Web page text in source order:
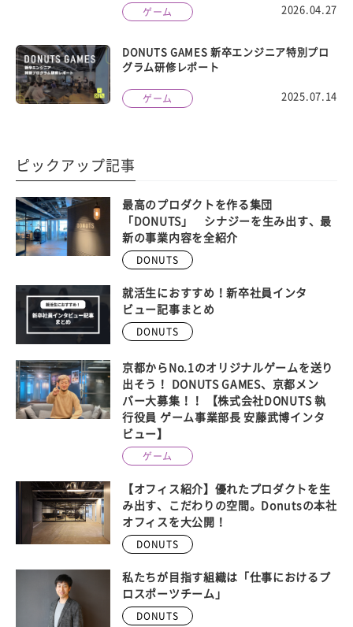
ゲーム 2026.04.27
ゲーム 2025.07.14
DONUTS GAMES 新卒エンジニア特別プロ
グラム研修レポート
ピックアップ記事
最高のプロダクトを作る集団
「DONUTS」 シナジーを生み出す、最
新の事業内容を全紹介
DONUTS
就活生におすすめ！新卒社員インタ
ビュー記事まとめ
DONUTS
京都からNo.1のオリジナルゲームを送り
出そう！ DONUTS GAMES、京都メン
バー大募集！！ 【株式会社DONUTS 執
行役員 ゲーム事業部長 安藤武博インタ
ビュー】
ゲーム
【オフィス紹介】優れたプロダクトを生
み出す、こだわりの空間。Donutsの本社
オフィスを大公開！
DONUTS
私たちが目指す組織は「仕事におけるプ
ロスポーツチーム」
DONUTS